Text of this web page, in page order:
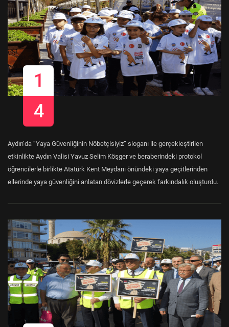
1
4
Aydın’da “Yaya Güvenliğinin Nöbetçisiyiz” sloganı ile gerçekleştirilen
etkinlikte Aydın Valisi Yavuz Selim Köşger ve beraberindeki protokol
öğrencilerle birlikte Atatürk Kent Meydanı önündeki yaya geçitlerinden
ellerinde yaya güvenliğini anlatan dövizlerle geçerek farkındalık oluşturdu.